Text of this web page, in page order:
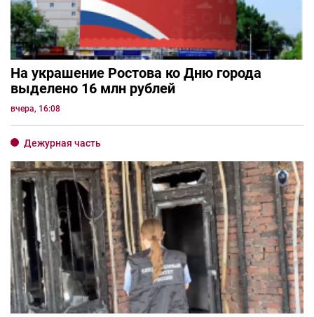
На украшение Ростова ко Дню города
выделено 16 млн рублей
вчера, 16:08
Дежурная часть